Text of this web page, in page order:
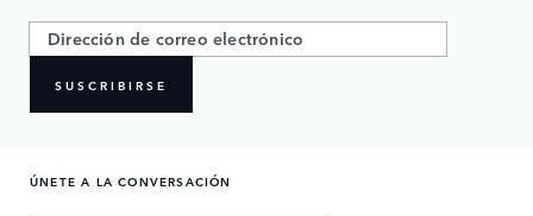
SUSCRIBIRSE
ÚNETE A LA CONVERSACIÓN